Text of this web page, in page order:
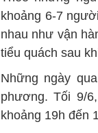
khoảng 6-7
nhau như vận
tiểu quách sau
Những ngày
phương. Tối 9/
khoảng 19h đến